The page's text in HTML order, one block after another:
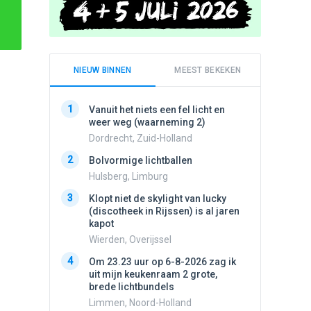
NIEUW BINNEN MEEST BEKEKEN
1
Vanuit het niets een fel licht en
weer weg (waarneming 2)
Dordrecht, Zuid-Holland
2
Bolvormige lichtballen
Hulsberg, Limburg
3
Klopt niet de skylight van lucky
(discotheek in Rijssen) is al jaren
kapot
Wierden, Overijssel
4
Om 23.23 uur op 6-8-2026 zag ik
uit mijn keukenraam 2 grote,
brede lichtbundels
Limmen, Noord-Holland